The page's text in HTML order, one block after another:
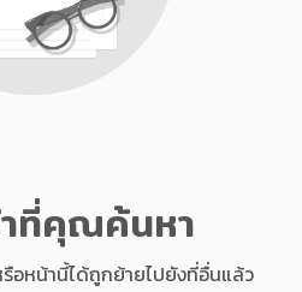
าที่คุณค้นหา
หน้านี้ได้ถูกย้ายไปยังที่อื่นแล้ว